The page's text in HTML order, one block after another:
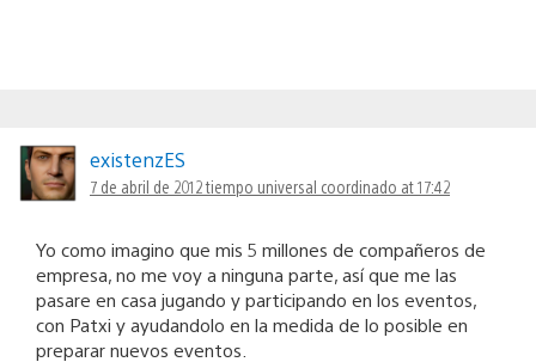
existenzES
7 de abril de 2012 tiempo universal coordinado at 17:42
Yo como imagino que mis 5 millones de compañeros de
empresa, no me voy a ninguna parte, así que me las
pasare en casa jugando y participando en los eventos,
con Patxi y ayudandolo en la medida de lo posible en
preparar nuevos eventos.